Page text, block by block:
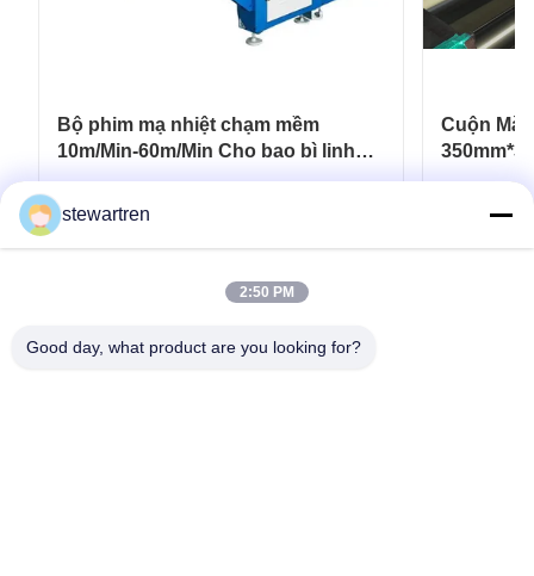
Bộ phim mạ nhiệt chạm mềm
10m/Min-60m/Min Cho bao bì linh
hoạt
Nhận được giá tốt nhất
Cuộn
Carton In
stewartren
2:50 PM
Good day, what product are you looking for?